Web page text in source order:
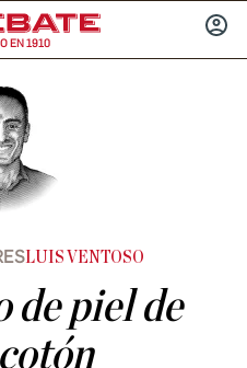
EN 1910
LUIS VENTOSO
de piel de